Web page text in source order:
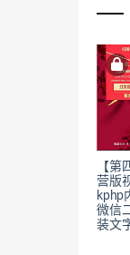
【第
营版
kphp
微信
装文